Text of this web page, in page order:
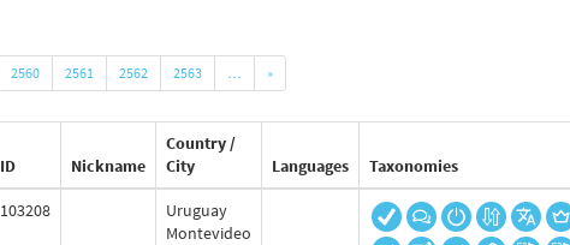
2560 2561 2562 2563 … »
ID Nickname
Country /
City
Languages Taxonomies
103208
Uruguay
Montevideo